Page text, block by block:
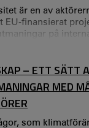
är en av
EU-finansierat
på
– ETT SÄTT
MED
som